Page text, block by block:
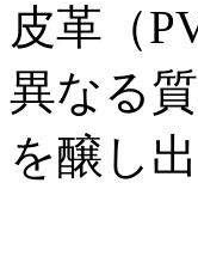
皮革（
異なる
を醸し